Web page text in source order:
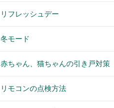
リフレッシュデー
冬モード
赤ちゃん、猫ちゃんの引き戸対策
リモコンの点検方法